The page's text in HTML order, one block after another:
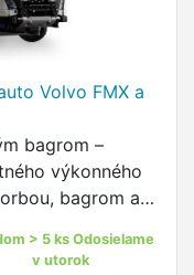
Volvo FMX a
bagrom –
výkonného
bagrom a
piestom,
> 5 ks Odosielame
v utorok